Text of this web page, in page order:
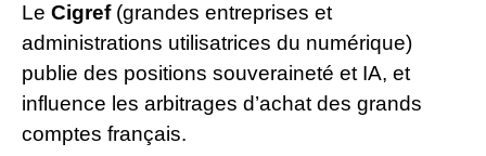
Le Cigref(grandes entreprises et
administrations utilisatrices du numérique)
publie des positions souveraineté et IA, et
influence les arbitrages d’achat des grands
comptes français.